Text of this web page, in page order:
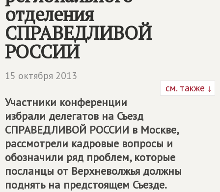
отделения
СПРАВЕДЛИВОЙ
РОССИИ
15 октября 2013
см. также ↓
Участники конференции
избрали делегатов на Съезд
СПРАВЕДЛИВОЙ РОССИИ в Москве,
рассмотрели кадровые вопросы и
обозначили ряд проблем, которые
посланцы от Верхневолжья должны
поднять на предстоящем Съезде.